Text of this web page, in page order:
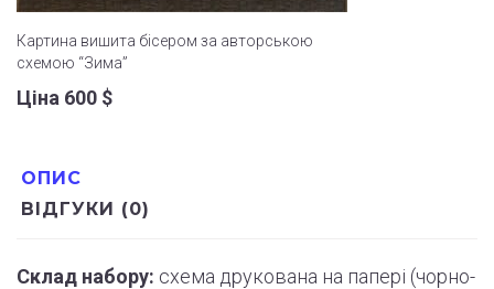
ОПИС
ВІДГУКИ (0)
Склад набору: схема друкована на папері (чорно-
Картина вишита бісером за авторською
схемою “Зима”
Ціна 600 $